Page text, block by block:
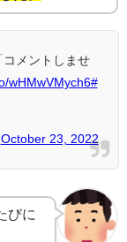
メントしませ
wHMwVMych6#
October 23, 2022
びに